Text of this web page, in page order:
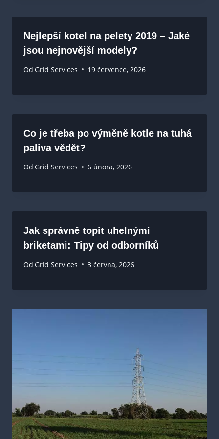
Nejlepší kotel na pelety 2019 – Jaké
jsou nejnovější modely?
Od Grid Services 19 července, 2026
Co je třeba po výměně kotle na tuhá
paliva vědět?
Od Grid Services 6 února, 2026
Jak správně topit uhelnými
briketami: Tipy od odborníků
Od Grid Services 3 června, 2026